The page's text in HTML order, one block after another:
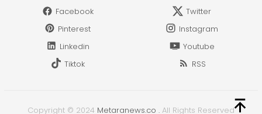
Facebook
Twitter
Pinterest
Instagram
Linkedin
Youtube
Tiktok
RSS
Copyright © 2024 Metaranews.co . All Rights Reserved